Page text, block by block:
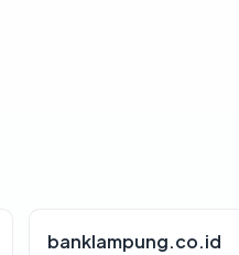
banklampung.co.id